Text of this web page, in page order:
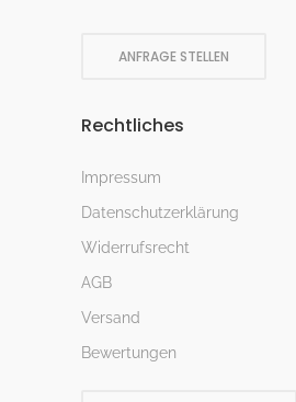
ANFRAGE STELLEN
Rechtliches
Impressum
Datenschutzerklärung
Widerrufsrecht
AGB
Versand
Bewertungen